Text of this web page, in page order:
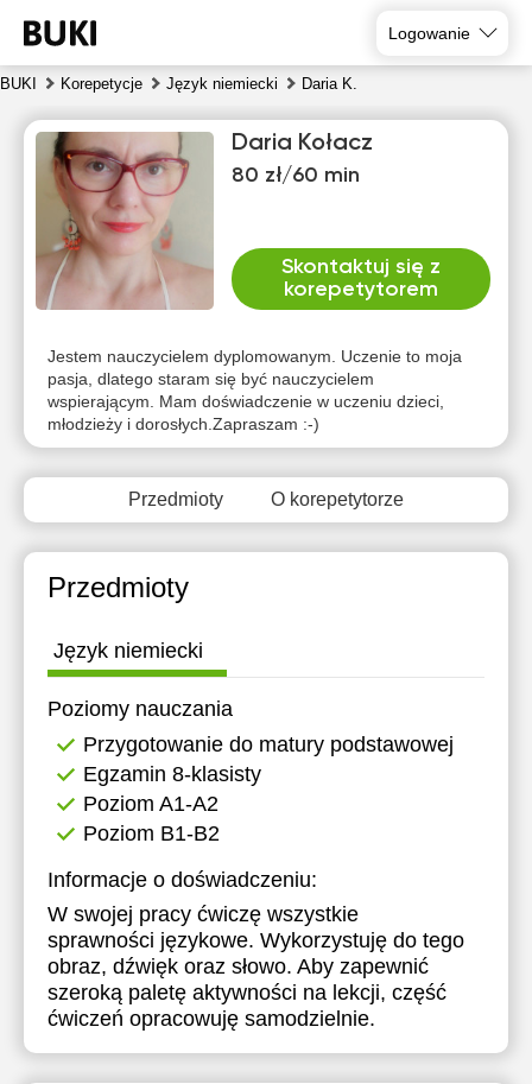
Logowanie
BUKI Korepetycje Język niemiecki Daria K.
Daria Kołacz
80 zł/60 min
Skontaktuj się z
korepetytorem
Jestem nauczycielem dyplomowanym. Uczenie to moja
pasja, dlatego staram się być nauczycielem
wspierającym. Mam doświadczenie w uczeniu dzieci,
młodzieży i dorosłych.Zapraszam :-)
Przedmioty O korepetytorze
Przedmioty
Język niemiecki
Poziomy nauczania
Przygotowanie do matury podstawowej
Egzamin 8-klasisty
Poziom A1-A2
Poziom B1-B2
Informacje o doświadczeniu:
W swojej pracy ćwiczę wszystkie
sprawności językowe. Wykorzystuję do tego
obraz, dźwięk oraz słowo. Aby zapewnić
szeroką paletę aktywności na lekcji, część
ćwiczeń opracowuję samodzielnie.
6
7
8
9
10
Brak
dostępnych
terminów
Brak
dostępnych
terminów
Brak
dostępnych
terminów
Brak
dostępnych
terminów
Brak
terminów terminów